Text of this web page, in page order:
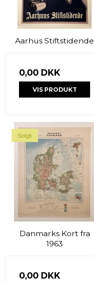
Aarhus Stiftstidende
0,00 DKK
VIS PRODUKT
Solgt
Danmarks Kort fra
1963
0,00 DKK